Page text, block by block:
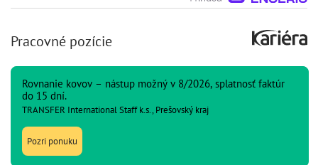
Pracovné pozície
Rovnanie kovov – nástup možný v 8/2026, splatnosť faktúr
do 15 dní.
TRANSFER International Staff k.s., Prešovský kraj
Pozri ponuku